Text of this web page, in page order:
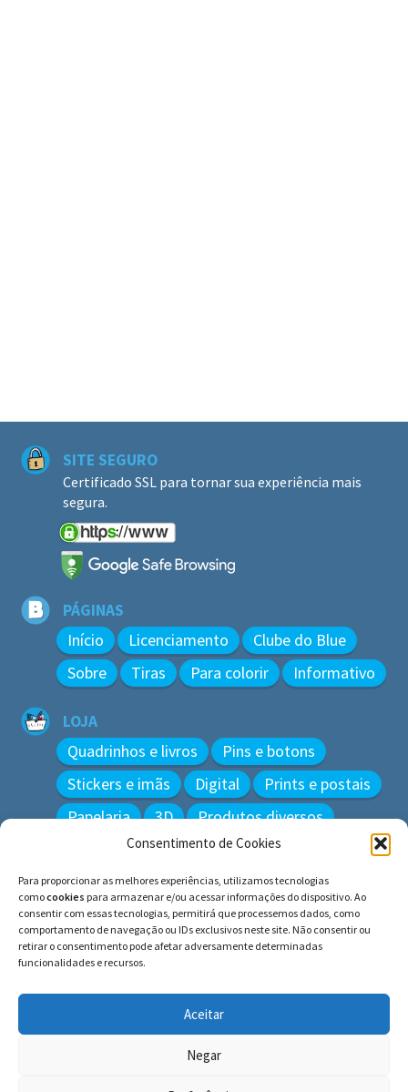
Consentimento de Cookies
Para proporcionar as melhores experiências, utilizamos tecnologias
comocookies para armazenar e/ou acessar informações do dispositivo. Ao
consentir com essas tecnologias, permitirá que processemos dados, como
comportamento de navegação ou IDs exclusivos neste site. Não consentir ou
retirar o consentimento pode afetar adversamente determinadas
funcionalidades e recursos.
Aceitar
Negar
SITE SEGURO
Certificado SSL para tornar sua experiência mais
segura.
PÁGINAS
Início Licenciamento
Clube do Blue
Sobre
Tiras Para colorir Informativo
LOJA
Quadrinhos e livros
Pins e botons
Stickers e imãs
Digital
Prints e postais
Papelaria
3D Produtos diversos
Pesquisar
por:
© BLUE e os gatos ∙ todos os direitos reservados.
Histórias inspiradas em gatos reais. Adote e cuide dos
gatos!